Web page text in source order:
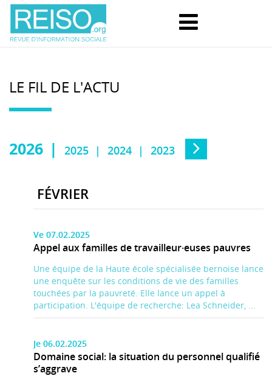
LE FIL DE L'ACTU
2026 2025 2024 2023
FÉVRIER
Ve 07.02.2025
Appel aux familles de travailleur·euses pauvres
Une équipe de la Haute école spécialisée bernoise lance
une enquête sur les conditions de vie des familles
touchées par la pauvreté. Elle lance un appel à
participation. L'équipe de recherche: Lea Schneider, ...
Je 06.02.2025
Domaine social: la situation du personnel qualifié
s’aggrave